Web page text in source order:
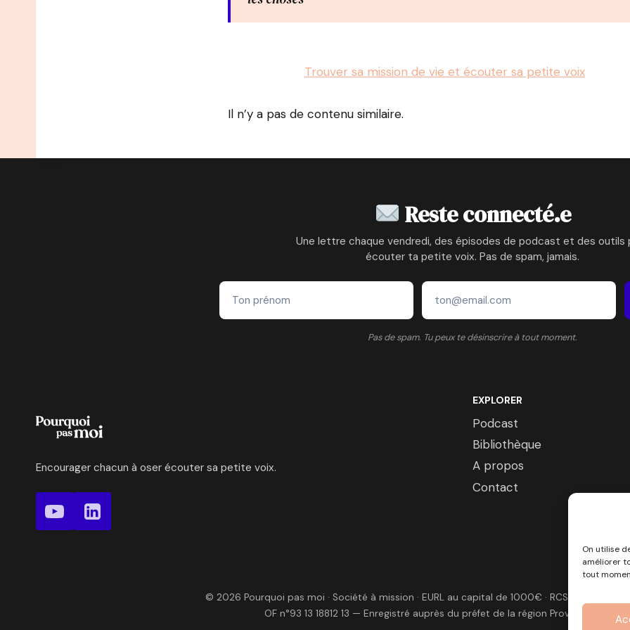
On utilise
améliorer
tout
Trouver sa mission de vie et écouter sa petite voix
Il n’y a pas de contenu similaire.
Reste connecté.e
Une lettre chaque vendredi, des épisodes de podcast et des outils
écouter ta petite voix. Pas de spam, jamais.
Pas de spam. Tu peux te désinscrire à tout moment.
Encourager chacun à oser écouter sa petite voix.
EXPLORER
Podcast
Bibliothèque
A propos
Contact
© 2026 Pourquoi pas moi · Société à mission · EURL au capital de 1000€ · RCS Marseille ·
OF n°93 13 18812 13 — Enregistré auprès du préfet de la région Provence-Alpes-